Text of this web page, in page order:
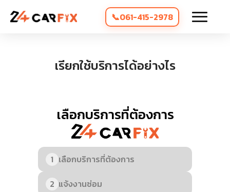
061-415-2978
เรียกใช้บริการได้อย่างไร
เลือกบริการที่ต้องการ
1 เลือกบริการที่ต้องการ
2 แจ้งงานซ่อม